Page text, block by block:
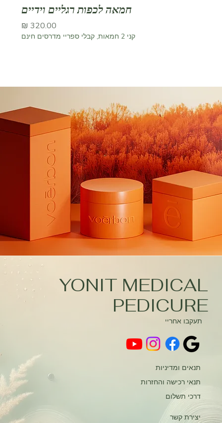
חמאה לכפות רגליים וידיים
מחיר
קני 2 חמאות, קבלי ספריי מדרסים חינם
YONIT MEDICAL
PEDICURE
תעקבו אחריי
יצירת קשר
תנאים ומדיניות
תנאי רכישה והחזרות
דרכי תשלום